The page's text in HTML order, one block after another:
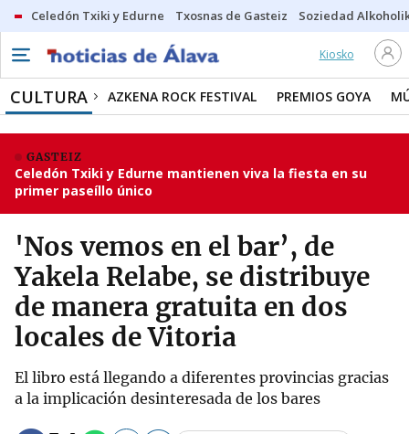
Celedón Txiki y Edurne Txosnas de Gasteiz Soziedad
Kiosko
CULTURA AZKENA ROCK FESTIVAL PREMIOS GOYA
GASTEIZ
Celedón Txiki y Edurne mantienen viva la fiesta en su
primer paseíllo único
'Nos vemos en el bar’, de
Yakela Relabe, se distribuye
de manera gratuita en dos
locales de Vitoria
El libro está llegando a diferentes provincias gracias
a la implicación desinteresada de los bares